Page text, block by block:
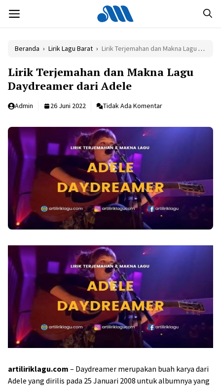
isi
MENU
Beranda › Lirik Lagu Barat › Lirik Terjemahan dan Makna Lagu Daydreamer dari Adele
Lirik Terjemahan dan Makna Lagu
Daydreamer dari Adele
Admin 26 Juni 2022 Tidak Ada Komentar
artiliriklagu.com – Daydreamer merupakan buah karya dari
Adele yang dirilis pada 25 Januari 2008 untuk albumnya yang